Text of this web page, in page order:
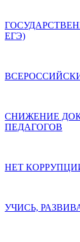
ЕГЭ)
СНИЖЕНИЕ
ПЕДАГОГОВ
НЕТ
УЧИСЬ,